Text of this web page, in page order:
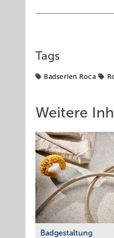
Tags
Badserien Roca
Weitere
Badgestaltung